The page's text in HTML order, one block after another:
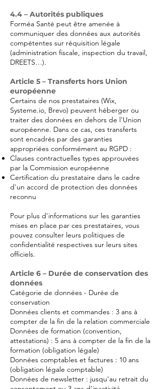
4.4 – Autorités publiques
Forméa Santé peut être amenée à
communiquer des données aux autorités
compétentes sur réquisition légale
(administration fiscale, inspection du travail,
DREETS…).
Article 5 – Transferts hors Union
européenne
Certains de nos prestataires (Wix,
Systeme.io, Brevo) peuvent héberger ou
traiter des données en dehors de l'Union
européenne. Dans ce cas, ces transferts
sont encadrés par des garanties
appropriées conformément au RGPD :
Clauses contractuelles types approuvées
par la Commission européenne
Certification du prestataire dans le cadre
d'un accord de protection des données
reconnu
Pour plus d'informations sur les garanties
mises en place par ces prestataires, vous
pouvez consulter leurs politiques de
confidentialité respectives sur leurs sites
officiels.
Article 6 – Durée de conservation des
données
Catégorie de données - Durée de
conservation
Données clients et commandes : 3 ans à
compter de la fin de la relation commerciale
Données de formation (convention,
attestations) : 5 ans à compter de la fin de la
formation (obligation légale)
Données comptables et factures : 10 ans
(obligation légale comptable)
Données de newsletter : jusqu'au retrait du